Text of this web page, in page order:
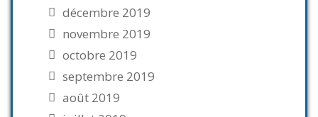
décembre 2019
novembre 2019
octobre 2019
septembre 2019
août 2019